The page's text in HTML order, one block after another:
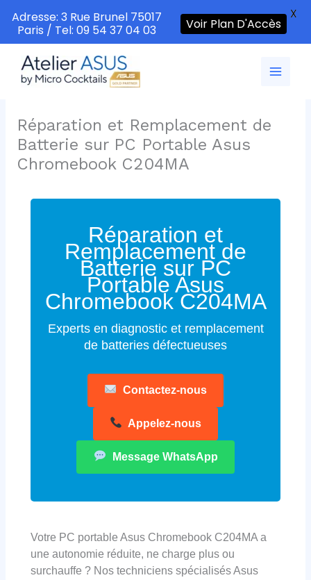
contenu
Réparation et Remplacement de
Batterie sur PC Portable Asus
Chromebook C204MA
Réparation et
Remplacement de
Batterie sur PC
Portable Asus
Chromebook C204MA
Experts en diagnostic et remplacement
de batteries défectueuses
Contactez-nous
Appelez-nous
Message WhatsApp
Votre PC portable Asus Chromebook C204MA a
une autonomie réduite, ne charge plus ou
surchauffe ? Nos techniciens spécialisés Asus
Adresse: 3 Rue Brunel 75017
Paris / Tel: 09 54 37 04 03
Voir Plan D'Accès
X